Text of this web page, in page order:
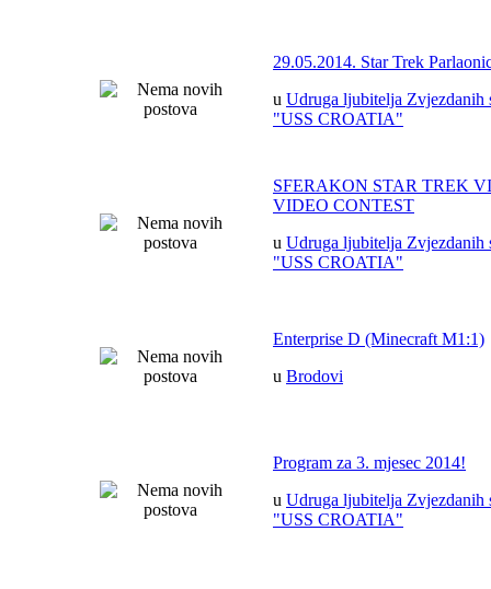
29.05.2014. Star Trek
u Udruga ljubitelja Zvjezdanih
"USS CROATIA"
SFERAKON STAR TREK
VIDEO CONTEST
u Udruga ljubitelja Zvjezdanih
"USS CROATIA"
Enterprise D (Minecraft M1:1)
u Brodovi
Program za 3. mjesec 2014!
u Udruga ljubitelja Zvjezdanih
"USS CROATIA"